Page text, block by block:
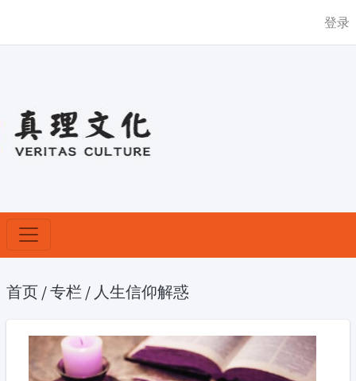
登录
首页 /专栏 / 人生信仰解惑